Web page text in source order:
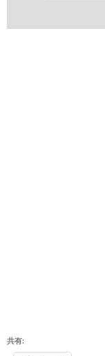
共有: